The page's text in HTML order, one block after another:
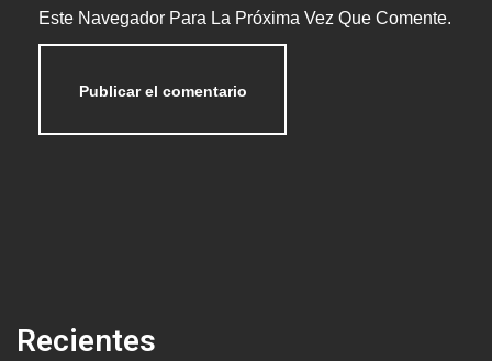
Este Navegador Para La Próxima Vez Que Comente.
Recientes